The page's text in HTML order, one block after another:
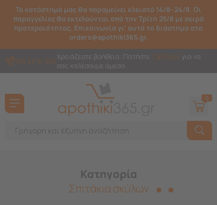
Το κατάστημά μας θα παραμείνει κλειστό 14/8–24/8. Οι
παραγγελίες θα εκτελούνται από την Τρίτη 25/8 με σειρά
προτεραιότητας. Επικοινωνία γι' αυτό το διάστημα στο
orders@apothiki365.gr.
210 23 10 365Χρειάζεστε βοήθεια; Πατήστε Call Back για να
σας καλέσουμε άμεσα.
0
Κατηγορία
Σπιτάκια σκύλων